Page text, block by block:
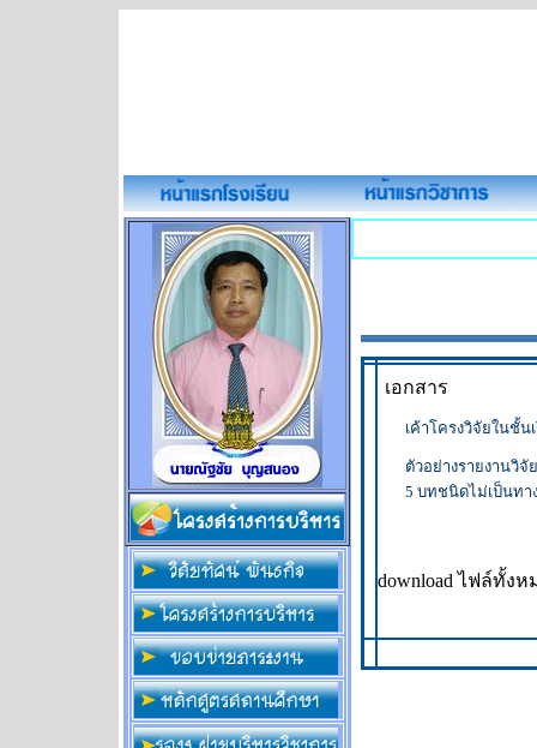
เอกสาร
เค้าโครงวิจัยในชั้น
ตัวอย่างรายงานวิจั
5 บทชนิดไม่เป็นทา
download ไฟล์ทั้งห